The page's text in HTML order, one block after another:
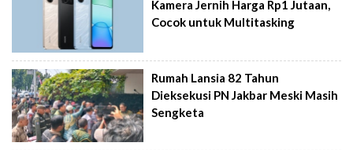
Kamera Jernih Harga Rp1 Jutaan,
Cocok untuk Multitasking
Rumah Lansia 82 Tahun
Dieksekusi PN Jakbar Meski Masih
Sengketa